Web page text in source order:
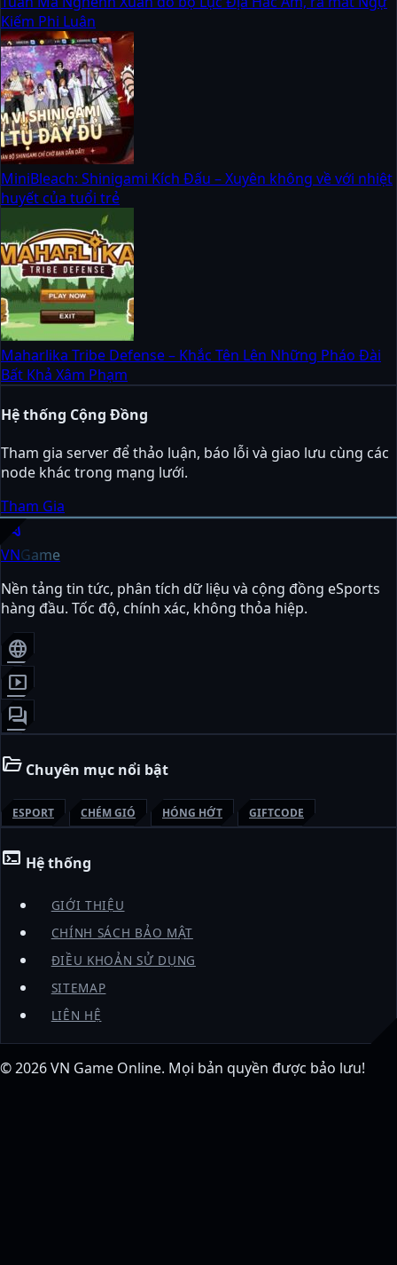
Kiếm Phi Luân
MiniBleach: Shinigami Kích Đấu – Xuyên không về với nhiệt
huyết của tuổi trẻ
Maharlika Tribe Defense – Khắc Tên Lên Những Pháo Đài
Bất Khả Xâm Phạm
Hệ thống Cộng Đồng
Tham gia server để thảo luận, báo lỗi và giao lưu cùng các
node khác trong mạng lưới.
Tham Gia
sports_esports
VNGame
Nền tảng tin tức, phân tích dữ liệu và cộng đồng eSports
hàng đầu. Tốc độ, chính xác, không thỏa hiệp.
language
smart_display
forum
folder_open Chuyên mục nổi bật
ESPORT CHÉM GIÓ HÓNG HỚT GIFTCODE
terminal Hệ thống
GIỚI THIỆU
CHÍNH SÁCH BẢO MẬT
ĐIỀU KHOẢN SỬ DỤNG
SITEMAP
LIÊN HỆ
© 2026VN Game Online. Mọi bản quyền được bảo lưu!